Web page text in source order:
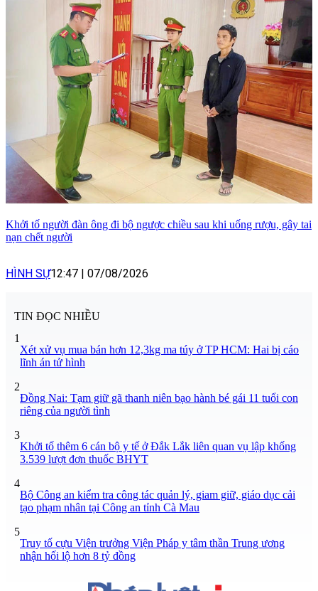
Khởi tố người đàn ông đi bộ ngược chiều sau khi uống rượu, gây tai
nạn chết người
HÌNH SỰ12:47 | 07/08/2026
TIN ĐỌC NHIỀU
1
Xét xử vụ mua bán hơn 12,3kg ma túy ở TP HCM: Hai bị cáo
lĩnh án tử hình
2
Đồng Nai: Tạm giữ gã thanh niên bạo hành bé gái 11 tuổi con
riêng của người tình
3
Khởi tố thêm 6 cán bộ y tế ở Đắk Lắk liên quan vụ lập khống
3.539 lượt đơn thuốc BHYT
4
Bộ Công an kiểm tra công tác quản lý, giam giữ, giáo dục cải
tạo phạm nhân tại Công an tỉnh Cà Mau
5
Truy tố cựu Viện trưởng Viện Pháp y tâm thần Trung ương
nhận hối lộ hơn 8 tỷ đồng